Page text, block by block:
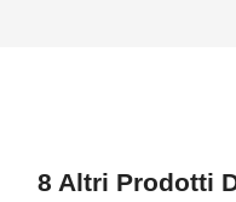
8 Altri Prodotti